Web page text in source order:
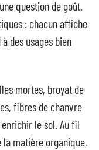
question de goût.
: chacun affiche
des usages bien
mortes, broyat de
fibres de chanvre
le sol. Au fil
matière organique,